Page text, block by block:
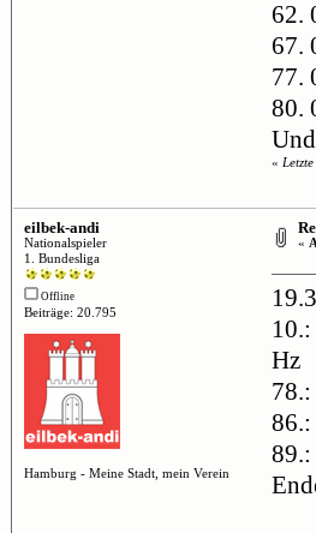
62.
67.
77.
80.
«
eilbek-andi
Nationalspieler
1. Bundesliga
Offline
Beiträge: 20.795
Hamburg - Meine Stadt, mein Verein
«
Hz
86.:
89.: